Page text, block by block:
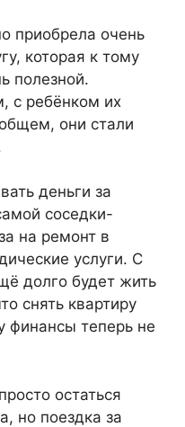
приобрела очень
которая к тому
полезной.
с ребёнком их
они стали
деньги за
соседки-
на ремонт в
услуги. С
долго будет жить
снять квартиру
финансы теперь не
остаться
но поездка за